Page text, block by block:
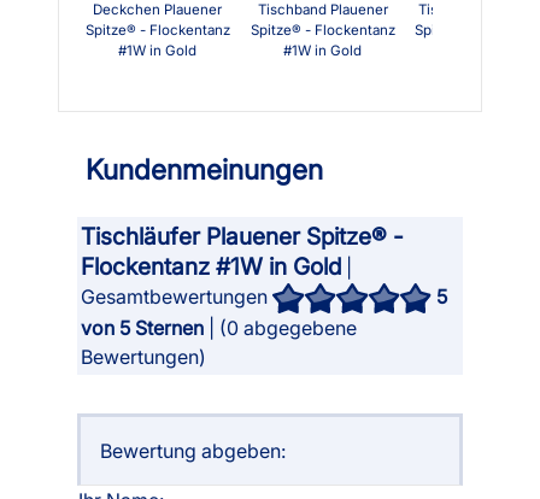
Deckchen Plauener
Spitze® - Flockentanz
#1W in Gold
Tischband Plauener
Spitze® - Flockentanz
#1W in Gold
Tischdecke
Spitze® -
Kundenmeinungen
Tischläufer Plauener Spitze® -
Flockentanz #1W in Gold
Gesamtbewertungen
5
von 5 Sternen
| (0 abgegebene
Bewertungen)
Bewertung abgeben: